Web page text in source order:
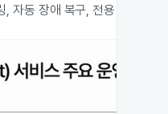
자동 장애 복구, 전용 노드 지